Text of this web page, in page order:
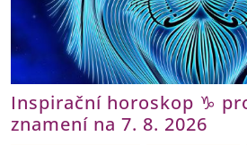
Inspirační horoskop ♑
znamení na 7. 8. 2026